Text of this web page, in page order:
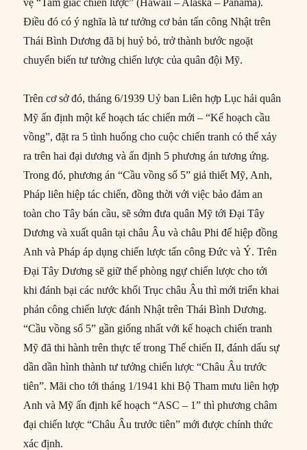
vệ “Tam giác chiến lược” (Hawaii – Alaska – Panama).
Điều đó có ý nghĩa là tư tưởng cơ bản tấn công Nhật trên
Thái Bình Dương đã bị huỷ bỏ, trở thành bước ngoặt
chuyển biến tư tưởng chiến lược của quân đội Mỹ.
Trên cơ sở đó, tháng 6/1939 Uỷ ban Liên hợp Lục hải quân
Mỹ ấn định một kế hoạch tác chiến mới – “Kế hoạch cầu
vồng”, đặt ra 5 tình huống cho cuộc chiến tranh có thể xảy
ra trên hai đại dương và ấn định 5 phương án tương ứng.
Trong đó, phương án “Cầu vồng số 5” giả thiết Mỹ, Anh,
Pháp liên hiệp tác chiến, đồng thời với việc bảo đảm an
toàn cho Tây bán cầu, sẽ sớm đưa quân Mỹ tới Đại Tây
Dương và xuất quân tại châu Âu và châu Phi để hiệp đồng
Anh và Pháp áp dụng chiến lược tấn công Đức và Ý. Trên
Đại Tây Dương sẽ giữ thế phòng ngự chiến lược cho tới
khi đánh bại các nước khối Trục châu Âu thì mới triển khai
phản công chiến lược đánh Nhật trên Thái Bình Dương.
“Cầu vồng số 5” gần giống nhất với kế hoạch chiến tranh
Mỹ đã thi hành trên thực tế trong Thế chiến II, đánh dấu sự
dần dần hình thành tư tưởng chiến lược “Châu Âu trước
tiên”. Mãi cho tới tháng 1/1941 khi Bộ Tham mưu liên hợp
Anh và Mỹ ấn định kế hoạch “ASC – 1” thì phương châm
đại chiến lược “Châu Âu trước tiên” mới được chính thức
xác định.